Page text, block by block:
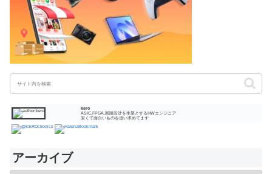
kero
ASIC,FPGA,回路設計を生業とするHWエンジニア
安くて面白いものを追い求めてます
アーカイブ